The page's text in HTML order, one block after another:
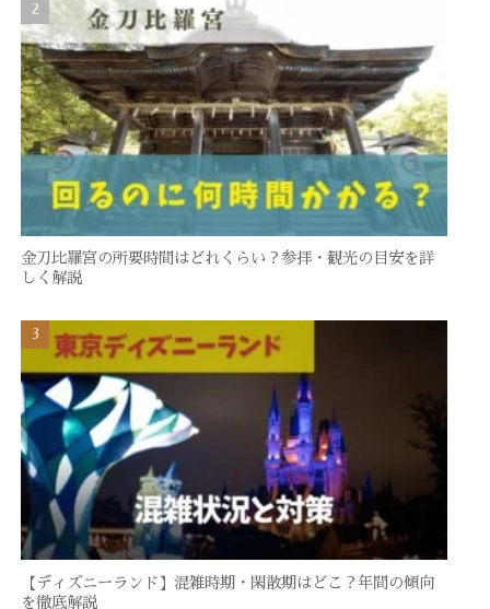
金刀比羅宮の所要時間はどれくらい？参拝・観光の目安を詳
しく解説
【ディズニーランド】混雑時期・閑散期はどこ？年間の傾向
を徹底解説